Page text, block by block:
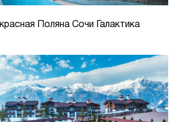
Поляна Сочи Галактика